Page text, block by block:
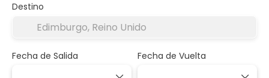
Destino
Fecha de Salida Fecha de Vuelta